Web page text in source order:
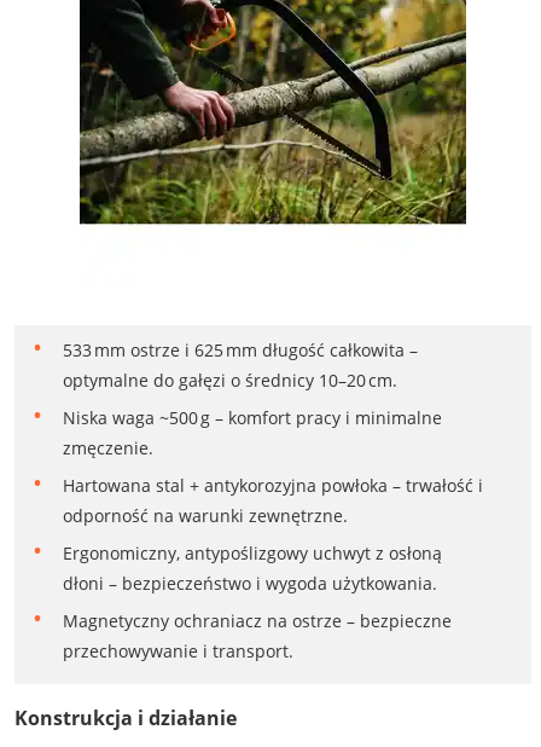
533 mm ostrze i 625 mm długość całkowita –
optymalne do gałęzi o średnicy 10–20 cm.
Niska waga ~500 g – komfort pracy i minimalne
zmęczenie.
Hartowana stal + antykorozyjna powłoka – trwałość i
odporność na warunki zewnętrzne.
Ergonomiczny, antypoślizgowy uchwyt z osłoną
dłoni – bezpieczeństwo i wygoda użytkowania.
Magnetyczny ochraniacz na ostrze – bezpieczne
przechowywanie i transport.
Konstrukcja i działanie